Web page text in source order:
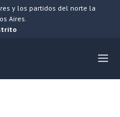
y los partidos del norte la
Aires.